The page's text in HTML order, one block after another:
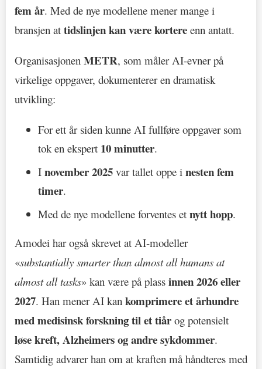
fem år. Med de nye modellene mener mange i
bransjen at tidslinjen kan være kortere enn antatt.
Organisasjonen METR, som måler AI-evner på
virkelige oppgaver, dokumenterer en dramatisk
utvikling:
For ett år siden kunne AI fullføre oppgaver som
tok en ekspert 10 minutter.
I november 2025 var tallet oppe i nesten fem
timer.
Med de nye modellene forventes et nytt hopp.
Amodei har også skrevet at AI-modeller
«substantially smarter than almost all humans at
almost all tasks» kan være på plass innen 2026 eller
2027. Han mener AI kan komprimere et århundre
med medisinsk forskning til et tiår og potensielt
løse kreft, Alzheimers og andre sykdommer.
Samtidig advarer han om at kraften må håndteres med